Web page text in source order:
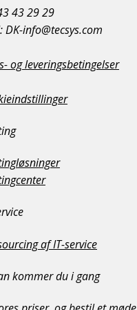
43 29 29
DK-info@tecsys.com
og leveringsbetingelser
af IT-service
kommer du i gang